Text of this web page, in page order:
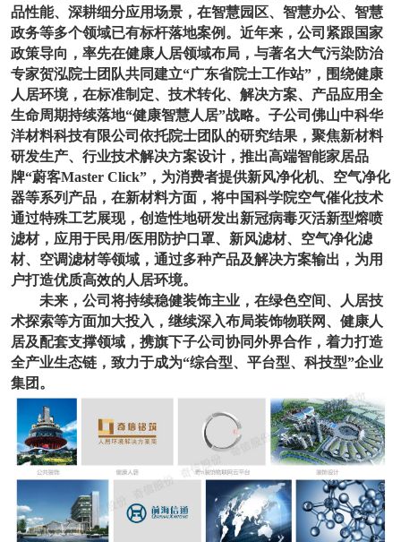
品性能、深耕细分应用场景，在智慧园区、智慧办公、智慧
政务等多个领域已有标杆落地案例。近年来，公司紧跟国家
政策导向，率先在健康人居领域布局，与著名大气污染防治
专家贺泓院士团队共同建立“广东省院士工作站”，围绕健康
人居环境，在标准制定、技术转化、解决方案、产品应用全
生命周期持续落地“健康智慧人居”战略。子公司佛山中科华
洋材料科技有限公司依托院士团队的研究结果，聚焦新材料
研发生产、行业技术解决方案设计，推出高端智能家居品
牌“蔚客Master Click”，为消费者提供新风净化机、空气净化
器等系列产品，在新材料方面，将中国科学院空气催化技术
通过特殊工艺展现，创造性地研发出新冠病毒灭活新型熔喷
滤材，应用于民用/医用防护口罩、新风滤材、空气净化滤
材、空调滤材等领域，通过多种产品及解决方案输出，为用
户打造优质高效的人居环境。
未来，公司将持续稳健装饰主业，在绿色空间、人居技
术探索等方面加大投入，继续深入布局装饰物联网、健康人
居及配套支撑领域，携旗下子公司协同外界合作，着力打造
全产业生态链，致力于成为“综合型、平台型、科技型”企业
集团。